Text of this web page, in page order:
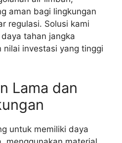
aman bagi lingkungan
regulasi. Solusi kami
tahan jangka
nilai investasi yang tinggi
Lama dan
untuk memiliki daya